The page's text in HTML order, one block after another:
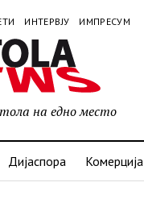
ИНТЕРВЈУ ИМПРЕСУМ
на едно место
Дијаспора Комерција